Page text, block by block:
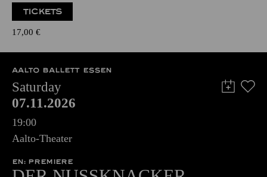
TICKETS
17,00 €
AALTO BALLETT ESSEN
Saturday
07.11.2026
19:00
Aalto-Theater
EN: PREMIERE